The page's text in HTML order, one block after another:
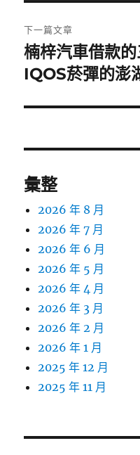
文
章:
下一篇文章
下
一
文
楠梓汽車借款
IQOS菸彈的澎
彙整
2026 年 8 月
2026 年 7 月
2026 年 6 月
2026 年 5 月
2026 年 4 月
2026 年 3 月
2026 年 2 月
2026 年 1 月
2025 年 12 月
2025 年 11 月